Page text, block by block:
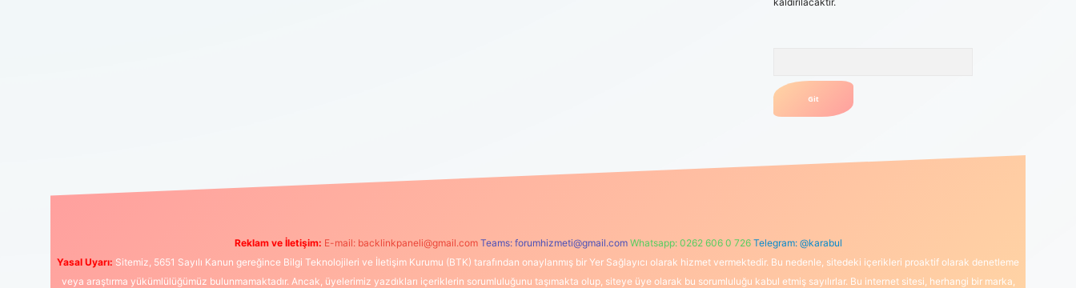
Reklam ve İletişim: E-mail: backlinkpaneli@gmail.com Teams: forumhizmeti@gmail.com Whatsapp: 0262 606 0 726 Telegram: @karabul
Yasal Uyarı: Sitemiz, 5651 Sayılı Kanun gereğince Bilgi Teknolojileri ve İletişim Kurumu (BTK) tarafından onaylanmış bir Yer Sağlayıcı olarak hizmet vermektedir. Bu nedenle, sitedeki içerikleri proaktif olarak denetleme
veya araştırma yükümlülüğümüz bulunmamaktadır. Ancak, üyelerimiz yazdıkları içeriklerin sorumluluğunu taşımakta olup, siteye üye olarak bu sorumluluğu kabul etmiş sayılırlar. Bu internet sitesi, herhangi bir marka,